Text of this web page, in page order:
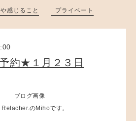
感じること プライベート
約★１月２３日
のMihoです。